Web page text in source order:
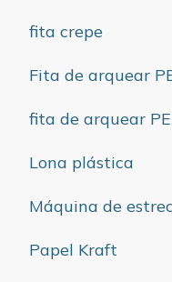
fita crepe
Fita de arquear
fita de arquear
Lona plástica
Máquina de
Papel Kraft